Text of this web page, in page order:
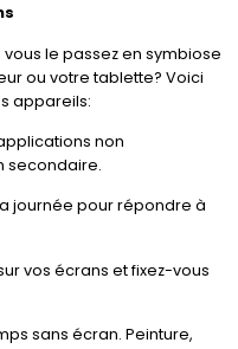
le passez en symbiose
ou votre tablette? Voici
appareils:
non
secondaire.
journée pour répondre à
vos écrans et fixez-vous
sans écran. Peinture,